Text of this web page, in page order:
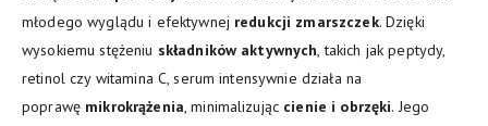
młodego wyglądu i efektywnej redukcji zmarszczek. Dzięki
wysokiemu stężeniu składników aktywnych, takich jak peptydy,
retinol czy witamina C, serum intensywnie działa na
poprawę mikrokrążenia, minimalizując cienie i obrzęki. Jego